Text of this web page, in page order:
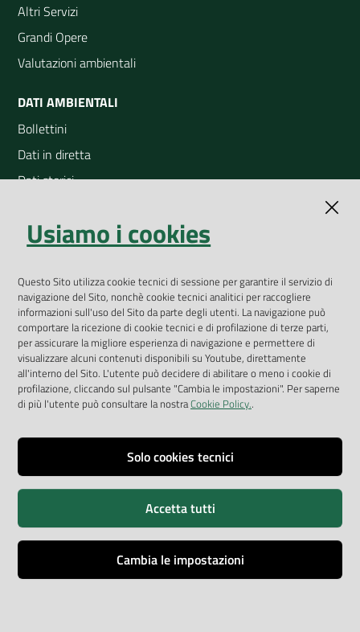
Altri Servizi
Grandi Opere
Valutazioni ambientali
DATI AMBIENTALI
Bollettini
Dati in diretta
Dati storici
Open Data
App Arpav
Rapporti regionali annuali
Le Infografiche
Dispenser dati
Vai alla pagina
Privacy
Accessibilità
Credits
Usiamo i cookies
Questo Sito utilizza cookie tecnici di sessione per garantire il servizio di
navigazione del Sito, nonchè cookie tecnici analitici per raccogliere
informazioni sull'uso del Sito da parte degli utenti. La navigazione può
comportare la ricezione di cookie tecnici e di profilazione di terze parti,
per assicurare la migliore esperienza di navigazione e permettere di
visualizzare alcuni contenuti disponibili su Youtube, direttamente
all'interno del Sito. L'utente può decidere di abilitare o meno i cookie di
profilazione, cliccando sul pulsante "Cambia le impostazioni". Per saperne
di più l'utente può consultare la nostraCookie Policy..
Solo cookies tecnici
Accetta tutti
Cambia le impostazioni